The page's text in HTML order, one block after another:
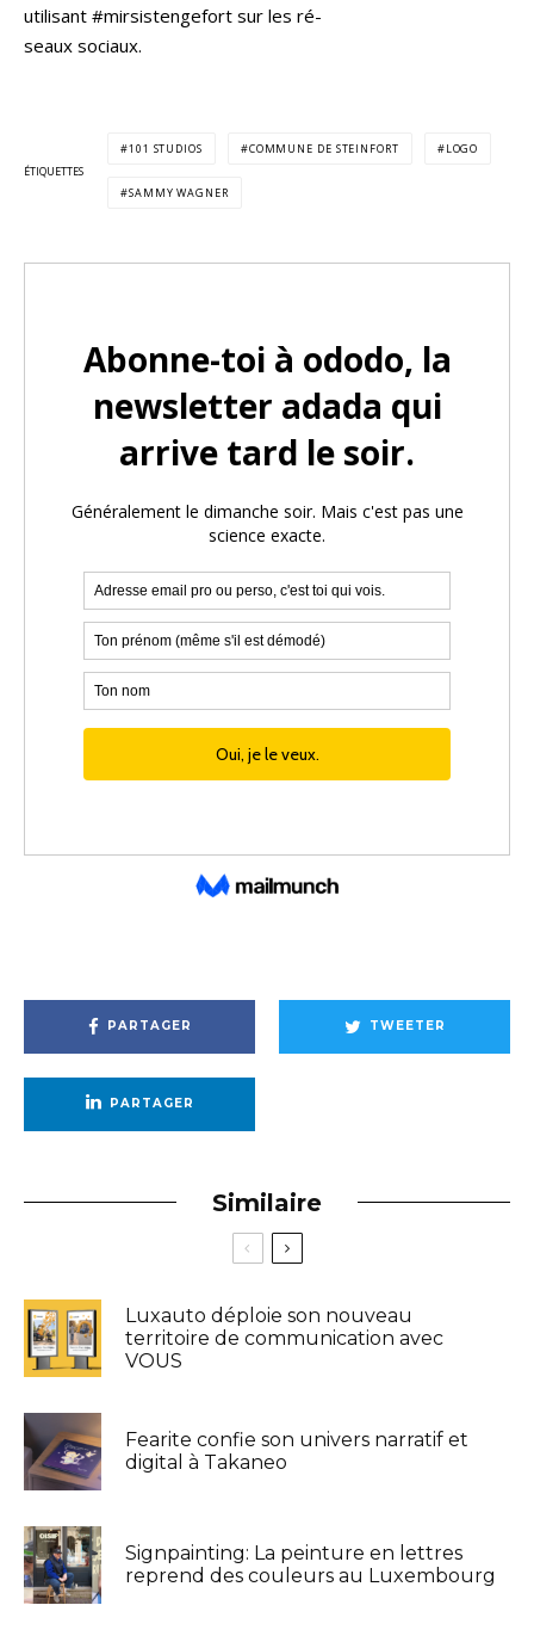
utilisant #mirsistengefort sur les ré-
seaux sociaux.
ÉTIQUETTES
101 STUDIOS COMMUNE DE STEINFORT LOGO
SAMMY WAGNER
PARTAGER TWEETER
PARTAGER
Similaire
Luxauto déploie son nouveau
territoire de communication avec
VOUS
Fearite confie son univers narratif et
digital à Takaneo
Signpainting: La peinture en lettres
reprend des couleurs au Luxembourg